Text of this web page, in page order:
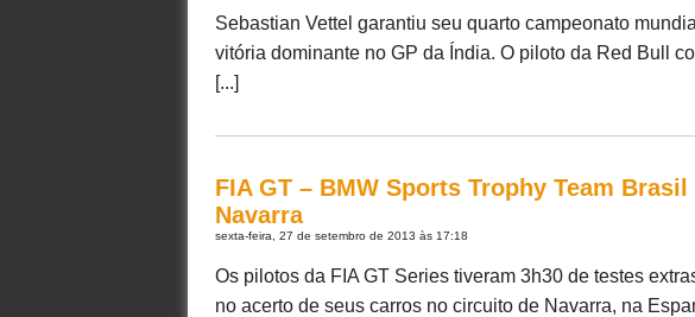
Sebastian Vettel garantiu seu quarto campeonato
vitória dominante no GP da Índia. O piloto da Red Bull
[...]
FIA GT – BMW Sports Trophy Team
Navarra
sexta-feira, 27 de setembro de 2013 às 17:18
Os pilotos da FIA GT Series tiveram 3h30 de testes
no acerto de seus carros no circuito de Navarra, na